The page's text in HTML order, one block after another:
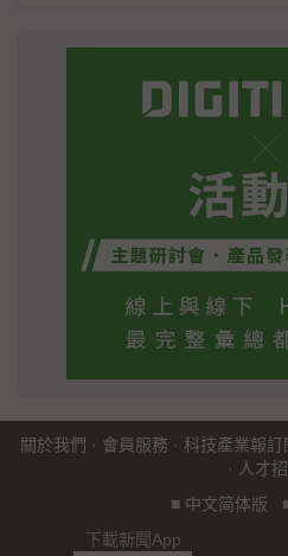
關於我們 · 會員服務 · 科技產業報訂
· 人才
■ 中文简体版
下載新聞App